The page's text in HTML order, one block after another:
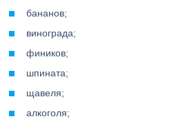
бананов;
винограда;
фиников;
шпината;
щавеля;
алкоголя;